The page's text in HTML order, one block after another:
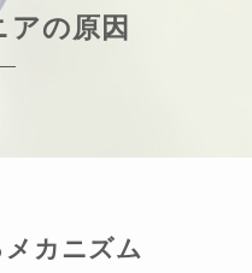
アの原因
カニズム